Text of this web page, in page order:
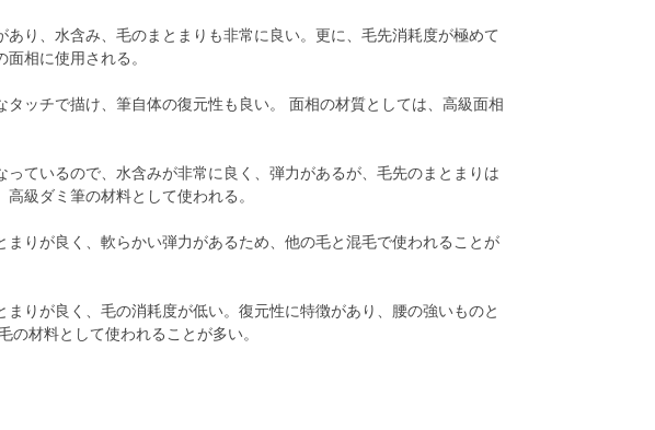
あり、水含み、毛のまとまりも非常に良い。更に、毛先消耗度が極めて
相に使用される。
タッチで描け、筆自体の復元性も良い。 面相の材質としては、高級面相
っているので、水含みが非常に良く、弾力があるが、毛先のまとまりは
級ダミ筆の材料として使われる。
まりが良く、軟らかい弾力があるため、他の毛と混毛で使われることが
まりが良く、毛の消耗度が低い。復元性に特徴があり、腰の強いものと
材料として使われることが多い。